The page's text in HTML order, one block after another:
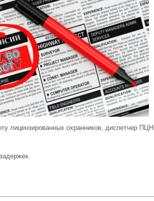
лицензированных охранников, диспетчер ПЦН.